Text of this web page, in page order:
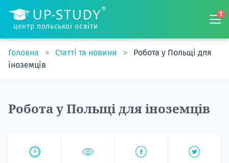
центр польської освіти
1
Головна Статті та новини
Робота у Польщі для
іноземців
Робота у Польщі для іноземців